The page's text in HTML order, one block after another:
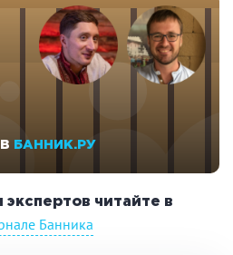
БАННИК.РУ
экспертов читайте в
Банника